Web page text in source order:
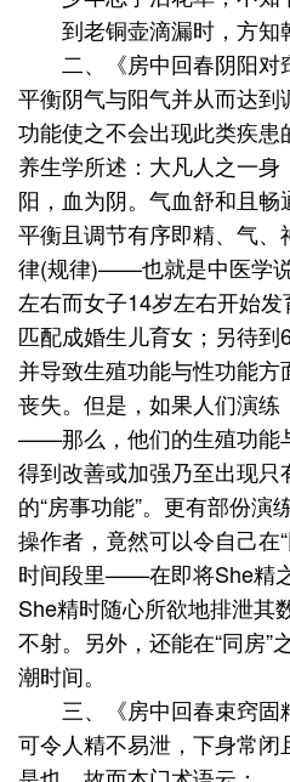
到老铜壶滴漏时，方知
二、《房中回春阴阳对
平衡阴气与阳气并从而达
功能使之不会出现此类疾
养生学所述：大凡人之一
阳，血为阴。气血舒和且
平衡且调节有序即精、气
律(规律)——也就是中医学
左右而女子14岁左右开始
匹配成婚生儿育女；另待
并导致生殖功能与性功能
丧失。但是，如果人们演
——那么，他们的生殖功能
得到改善或加强乃至出现只
的“房事功能”。更有部份演
操作者，竟然可以令自己在
时间段里——在即将She精
She精时随心所欲地排泄其
不射。另外，还能在“同房”
潮时间。
三、《房中回春束窍固
可令人精不易泄，下身常